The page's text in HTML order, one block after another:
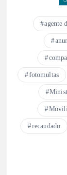
agente
fotomultas
recaudado